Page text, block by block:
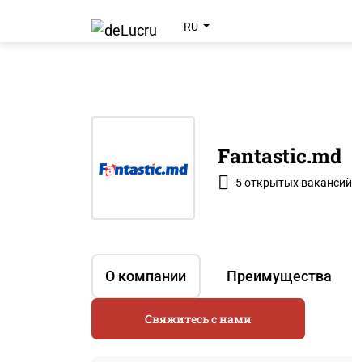
RU
Fantastic.md
5 открытых вакансий
О компании Преимущества
Свяжитесь с нами